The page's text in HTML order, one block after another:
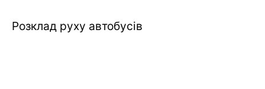
Розклад руху автобусів